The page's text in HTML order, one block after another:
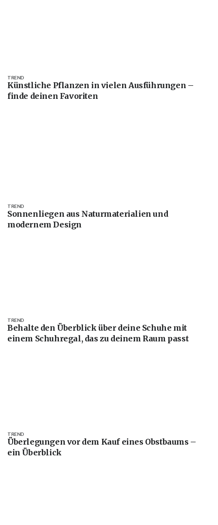
Künstliche Pflanzen in vielen Ausführungen –
finde deinen Favoriten
TREND
Sonnenliegen aus Naturmaterialien und
modernem Design
TREND
Behalte den Überblick über deine Schuhe mit
einem Schuhregal, das zu deinem Raum passt
TREND
Überlegungen vor dem Kauf eines Obstbaums –
ein Überblick
TREND